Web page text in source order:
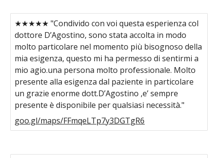
★★★★★ "Condivido con voi questa esperienza col
dottore D’Agostino, sono stata accolta in modo
molto particolare nel momento più bisognoso della
mia esigenza, questo mi ha permesso di sentirmi a
mio agio.una persona molto professionale. Molto
presente alla esigenza dal paziente in particolare
un grazie enorme dott.D’Agostino ,e’ sempre
presente è disponibile per qualsiasi necessità."
goo.gl/maps/FFmqeLTp7y3DGTgR6